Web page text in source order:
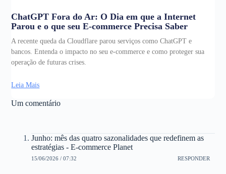
ChatGPT Fora do Ar: O Dia em que a Internet
Parou e o que seu E-commerce Precisa Saber
A recente queda da Cloudflare parou serviços como ChatGPT e
bancos. Entenda o impacto no seu e-commerce e como proteger sua
operação de futuras crises.
Leia Mais
Um comentário
Junho: mês das quatro sazonalidades que redefinem as
estratégias - E-commerce Planet
15/06/2026 / 07:32 RESPONDER